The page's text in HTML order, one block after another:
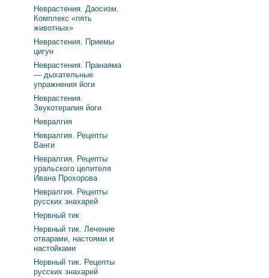
Неврастения. Даосизм.
Комплекс «пять
животных»
Неврастения. Приемы
цигун
Неврастения. Пранаяма
— дыхательные
упражнения йоги
Неврастения.
Звукотерапия йоги
Невралгия
Невралгия. Рецепты
Ванги
Невралгия. Рецепты
уральского целителя
Ивана Прохорова
Невралгия. Рецепты
русских знахарей
Нервный тик
Нервный тик. Лечение
отварами, настоями и
настойками
Нервный тик. Рецепты
русских знахарей